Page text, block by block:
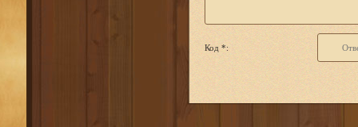
Код *: